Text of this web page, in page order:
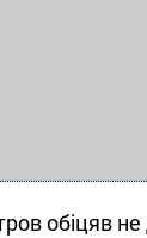
обіцяв не